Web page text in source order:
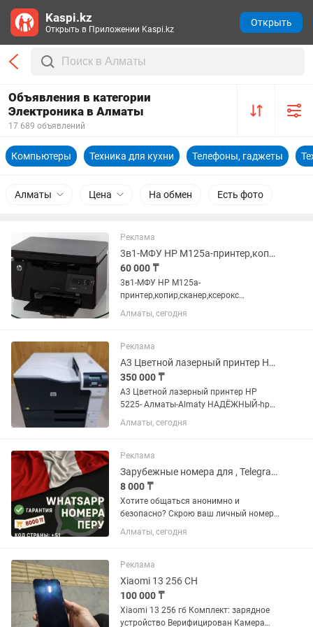
Объявления в категории
Электроника в Алматы
17 689 объявлений
Компьютеры Техника для кухни Телефоны, гаджеты
Алматы Цена На обмен Есть фото
Реклама
3в1-МФУ HP M125a-принтер,копир,сканер,ксерокс лазерный Алматы-Almaty
60 000 ₸
3в1-МФУ HP M125a-
принтер,копир,сканер,ксерокс
лазерный Алматы .Все
шнуры,картридж в комплекте.
устройства-проверка на месте.
звоните,пишите ГАРАНТИЯ на...
Алматы, сегодня
Реклама
A3 Цветной лазерный принтер Hp 5225-Алматы-Almaty
350 000 ₸
A3 Цветной лазерный принтер HP
5225- Алматы-Almaty НАДЁЖНЫЙ-hp
5225 color в ИДЕАЛЬНОМ состоянии
цветной-лазерный- ИДЕАЛЬНОЕ
КАРТРИДЖИ ЗАПРАВЛЯЕМЫЕ-НЕ...
Алматы, сегодня
Реклама
Зарубежные номера для , Telegramи тд
8 000 ₸
Хотите общаться анонимно и
безопасно? Скрою ваш личный номер
Зарегистрирую Второй / на
иностранный номер Сша/Тайланд/
анонимности и скрытия личного
номера
Алматы, сегодня
Реклама
Xiaomi 13 256 CH
100 000 ₸
Xiaomi 13 256 гб Комплект: зарядное
устройство Верифицирован Камера
Kaspi.kz
Открыть в Приложении Kaspi.kz
Открыть